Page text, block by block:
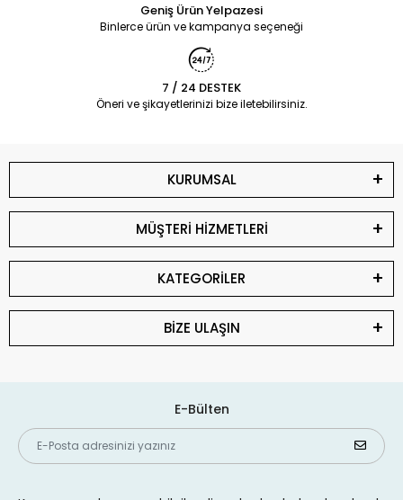
Geniş Ürün Yelpazesi
Binlerce ürün ve kampanya seçeneği
7 / 24 DESTEK
Öneri ve şikayetlerinizi bize iletebilirsiniz.
KURUMSAL
MÜŞTERİ HİZMETLERİ
KATEGORİLER
BİZE ULAŞIN
E-Bülten